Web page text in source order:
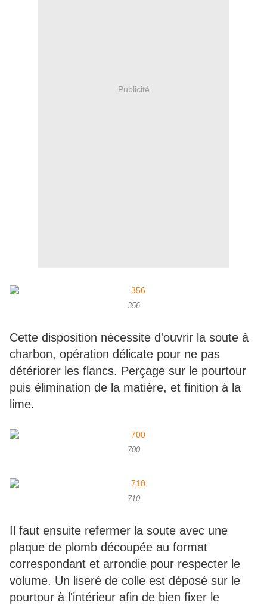
Publicité
356
Cette disposition nécessite d'ouvrir la soute à
charbon, opération délicate pour ne pas
détériorer les flancs. Perçage sur le pourtour
puis élimination de la matière, et finition à la
lime.
700
710
Il faut ensuite refermer la soute avec une
plaque de plomb découpée au format
correspondant et arrondie pour respecter le
volume. Un liseré de colle est déposé sur le
pourtour à l'intérieur afin de bien fixer le